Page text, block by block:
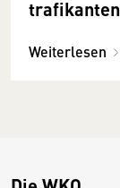
trafikanten
Weiterlesen